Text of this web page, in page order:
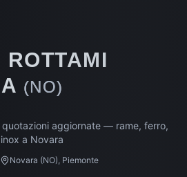
ROTTAMI
(NO)
quotazioni aggiornate — rame, ferro,
a Novara
Novara (NO), Piemonte